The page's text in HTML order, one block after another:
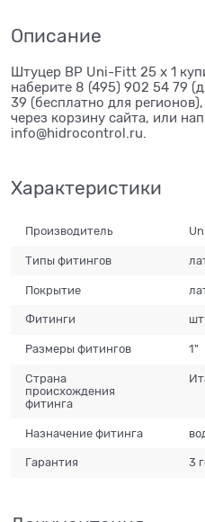
Описание
Штуцер ВР Uni-Fitt 25 x 1
наберите 8 (495) 902 54 79
39 (бесплатно для
через корзину сайта, или
info@hidrocontrol.ru.
Характеристики
Производитель
Типы фитингов
Покрытие
Фитинги
Размеры фитингов 1"
Страна
происхождения
фитинга
Назначение фитинга
Гарантия 3